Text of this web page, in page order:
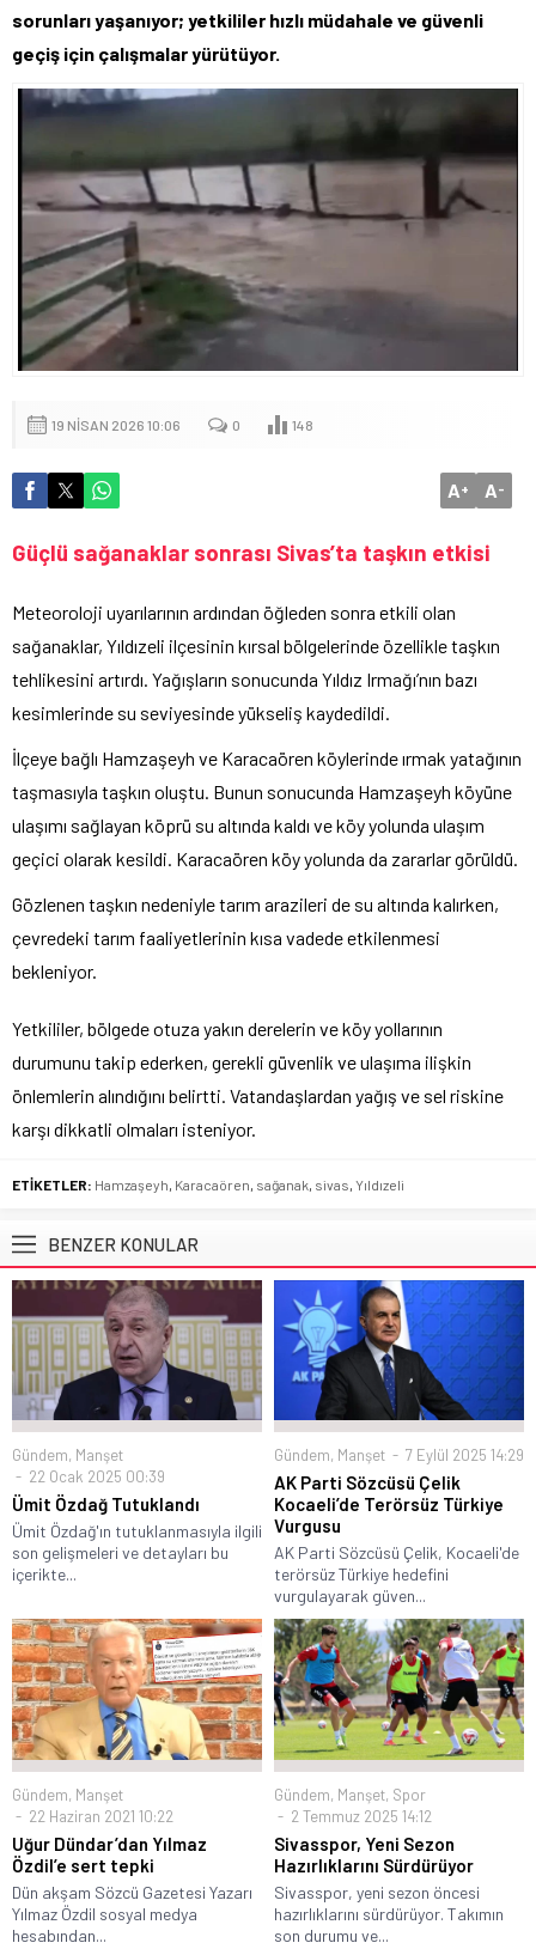
sorunları yaşanıyor; yetkililer hızlı müdahale ve güvenli
geçiş için çalışmalar yürütüyor.
19 NISAN 2026 10:06 0 148
A+ A-
Güçlü sağanaklar sonrası Sivas’ta taşkın etkisi
Meteoroloji uyarılarının ardından öğleden sonra etkili olan
sağanaklar, Yıldızeli ilçesinin kırsal bölgelerinde özellikle taşkın
tehlikesini artırdı. Yağışların sonucunda Yıldız Irmağı’nın bazı
kesimlerinde su seviyesinde yükseliş kaydedildi.
İlçeye bağlı Hamzaşeyh ve Karacaören köylerinde ırmak yatağının
taşmasıyla taşkın oluştu. Bunun sonucunda Hamzaşeyh köyüne
ulaşımı sağlayan köprü su altında kaldı ve köy yolunda ulaşım
geçici olarak kesildi. Karacaören köy yolunda da zararlar görüldü.
Gözlenen taşkın nedeniyle tarım arazileri de su altında kalırken,
çevredeki tarım faaliyetlerinin kısa vadede etkilenmesi
bekleniyor.
Yetkililer, bölgede otuza yakın derelerin ve köy yollarının
durumunu takip ederken, gerekli güvenlik ve ulaşıma ilişkin
önlemlerin alındığını belirtti. Vatandaşlardan yağış ve sel riskine
karşı dikkatli olmaları isteniyor.
ETİKETLER: Hamzaşeyh Karacaören sağanak sivas Yıldızeli
BENZER KONULAR
Gündem, Manşet
22 Ocak 2025 00:39
Ümit Özdağ Tutuklandı
Ümit Özdağ'ın tutuklanmasıyla ilgili
son gelişmeleri ve detayları bu
içerikte...
Gündem, Manşet 7 Eylül 2025 14:29
AK Parti Sözcüsü Çelik
Kocaeli’de Terörsüz Türkiye
Vurgusu
AK Parti Sözcüsü Çelik, Kocaeli'de
terörsüz Türkiye hedefini
vurgulayarak güven...
Gündem, Manşet
22 Haziran 2021 10:22
Uğur Dündar’dan Yılmaz
Özdil’e sert tepki
Dün akşam Sözcü Gazetesi Yazarı
Yılmaz Özdil sosyal medya
hesabından...
Gündem, Manşet, Spor
2 Temmuz 2025 14:12
Sivasspor, Yeni Sezon
Hazırlıklarını Sürdürüyor
Sivasspor, yeni sezon öncesi
hazırlıklarını sürdürüyor. Takımın
son durumu ve...